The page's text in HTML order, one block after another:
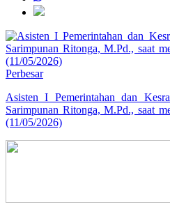
Perbesar
Asisten I Pemerintahan dan
Sarimpunan Ritonga, M.Pd., saat
(11/05/2026)